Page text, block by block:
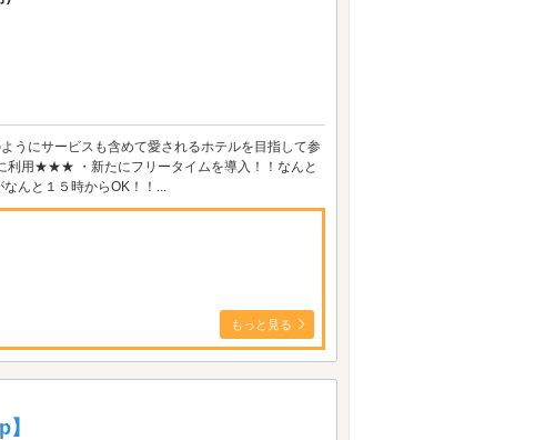
にサービスも含めて愛されるホテルを目指して参
利用★★★ ・新たにフリータイムを導入！！なんと
んと１５時からOK！！...
もっと見る